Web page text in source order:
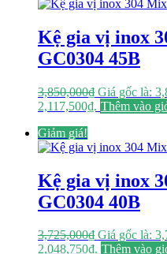
Kệ gia vị inox
GC0304 45B
3,850,000₫ Giá gốc là:
2,117,500₫. Thêm vào
Giảm giá!
Kệ gia vị inox
GC0304 40B
3,725,000₫ Giá gốc là:
2,048,750₫. Thêm vào